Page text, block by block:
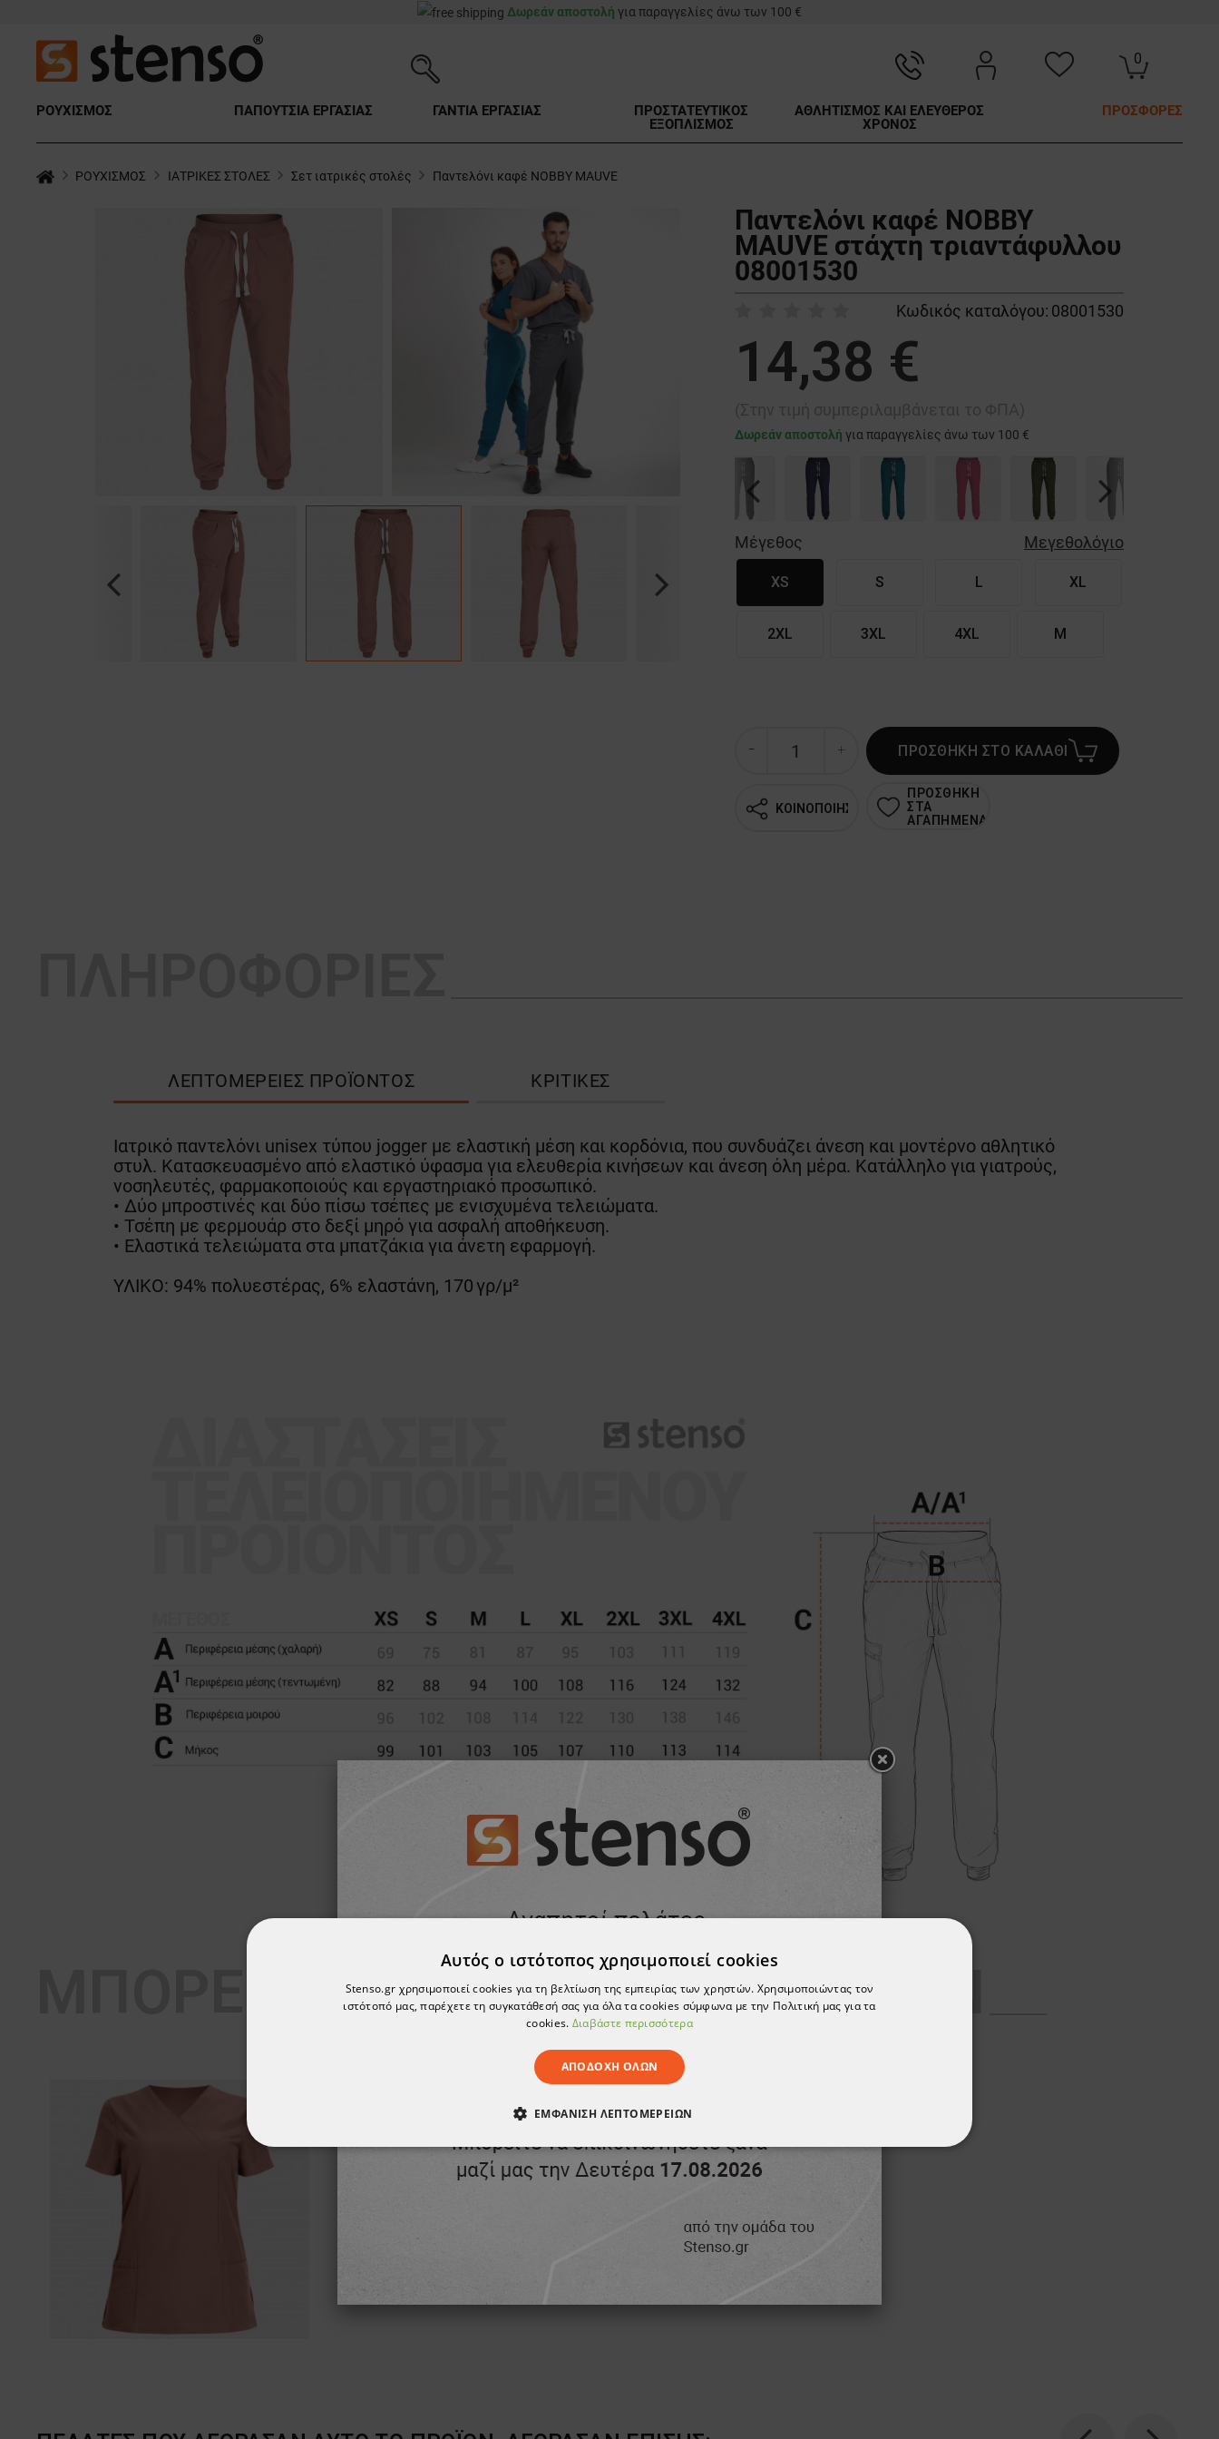
Δωρεάν αποστολή για παραγγελίες άνω των 100 €
0
ΡΟΥΧΙΣΜΟΣ ΠΑΠΟΥΤΣΙΑ ΕΡΓΑΣΙΑΣ ΓΑΝΤΙΑ ΕΡΓΑΣΙΑΣ
ΠΡΟΣΤΑΤΕΥΤΙΚΟΣ
ΕΞΟΠΛΙΣΜΟΣ
ΑΘΛΗΤΙΣΜΟΣ ΚΑΙ ΕΛΕΥΘΕΡΟΣ
ΧΡΟΝΟΣ
ΠΡΟΣΦΟΡΕΣ
ΡΟΥΧΙΣΜΟΣ ΙΑΤΡΙΚΕΣ ΣΤΟΛΕΣ Σετ ιατρικές στολές Παντελόνι καφέ NOBBY MAUVE
Previous Next
Παντελόνι καφέ NOBBY
MAUVE στάχτη τριαντάφυλλου
08001530
Κωδικός καταλόγου: 08001530
14,38 €
Δωρεάν αποστολή για παραγγελίες άνω των 100 €
Previous Next
Μέγεθος Μεγεθολόγιο
XS S L XL
2XL 3XL 4XL M
ΠΡΟΣΘΗΚΗ ΣΤΟ ΚΑΛΑΘΙ
ΚΟΙΝΟΠΟΙΗΣΗ
ΠΡΟΣΘΗΚΗ
ΣΤΑ
ΑΓΑΠΗΜΕΝΑ
ΛΕΠΤΟΜΈΡΕΙΕΣ ΠΡΟΪΌΝΤΟΣ ΚΡΙΤΙΚΈΣ
Ιατρικό παντελόνι unisex τύπου jogger με ελαστική μέση και κορδόνια, που συνδυάζει άνεση και μοντέρνο αθλητικό
στυλ. Κατασκευασμένο από ελαστικό ύφασμα για ελευθερία κινήσεων και άνεση όλη μέρα. Κατάλληλο για γιατρούς,
νοσηλευτές, φαρμακοποιούς και εργαστηριακό προσωπικό.
• Δύο μπροστινές και δύο πίσω τσέπες με ενισχυμένα τελειώματα.
• Τσέπη με φερμουάρ στο δεξί μηρό για ασφαλή αποθήκευση.
• Ελαστικά τελειώματα στα μπατζάκια για άνετη εφαρμογή.
ΥΛΙΚΟ: 94% πολυεστέρας, 6% ελαστάνη, 170 γρ/μ²
ΜΠΟΡΕΊ ΕΠΊΣΗΣ ΝΑ ΣΑΣ ΑΡΈΣΟΥΝ
Αυτός ο ιστότοπος χρησιμοποιεί cookies
Stenso.gr χρησιμοποιεί cookies για τη βελτίωση της εμπειρίας των χρηστών. Χρησιμοποιώντας τον
ιστότοπό μας, παρέχετε τη συγκατάθεσή σας για όλα τα cookies σύμφωνα με την Πολιτική μας για τα
cookies. Διαβάστε περισσότερα
ΑΠΟΔΟΧΉ ΌΛΩΝ
ΕΜΦΆΝΙΣΗ ΛΕΠΤΟΜΕΡΕΙΏΝ
ΑΠΟΛΎΤΩΣ ΑΠΑΡΑΊΤΗΤΑ ΑΠΌΔΟΣΗΣ ΣΤΌΧΕΥΣΗΣ ΛΕΙΤΟΥΡΓΙΚΌΤΗΤΑΣ